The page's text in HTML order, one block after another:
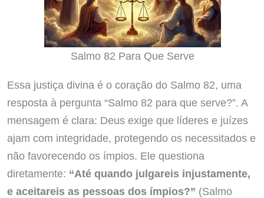
Salmo 82 Para Que Serve
Essa justiça divina é o coração do Salmo 82, uma
resposta à pergunta “Salmo 82 para que serve?”. A
mensagem é clara: Deus exige que líderes e juízes
ajam com integridade, protegendo os necessitados e
não favorecendo os ímpios. Ele questiona
diretamente: “Até quando julgareis injustamente,
e aceitareis as pessoas dos ímpios?” (Salmo